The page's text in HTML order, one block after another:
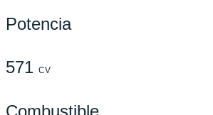
Potencia
571 CV
Combustible